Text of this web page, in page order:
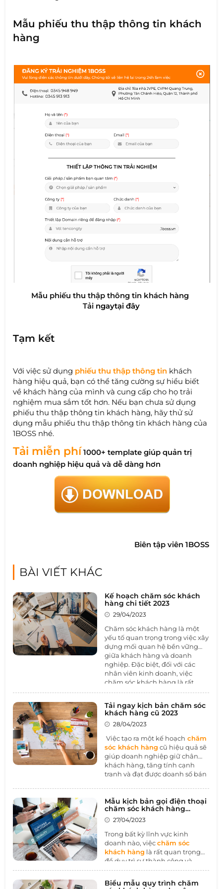
Mẫu phiếu thu thập thông tin khách
hàng
Mẫu phiếu thu thập thông tin khách hàng​​ ​
Tải ngaytại đây
Tạm kết
Với việc sử dụng phiếu thu thập thông tin khách
hàng hiệu quả, bạn có thể tăng cường sự hiểu biết
về khách hàng của mình và cung cấp cho họ trải
nghiệm mua sắm tốt hơn. Nếu bạn chưa sử dụng
phiếu thu thập thông tin khách hàng, hãy thử sử
dụng mẫu phiếu thu thập thông tin khách hàng của
1BOSS nhé.
Tải miễn phí 1000+ template giúp quản trị
doanh nghiệp hiệu quả và dễ dàng hơn
Biên tập viên 1BOSS
BÀI VIẾT KHÁC
Kế hoạch chăm sóc khách
hàng chi tiết 2023
29/04/2023
Chăm sóc khách hàng là một
yếu tố quan trọng trong việc xây
dựng mối quan hệ bền vững
giữa khách hàng và doanh
nghiệp. Đặc biệt, đối với các
nhân viên kinh doanh, việc
chăm sóc khách hàng là rất
quan trọng để duy trì và phát
doanh nghiệp, từ đó tăng
doanh số bán hàng. Vì vậy, việc
có một kế hoạch chăm sóc
khách hàng chi tiết là vô cùng
cần thiết. Trong bài viết này,
1BOSS sẽ cung cấp cho các
nhân viên kinh doanh mộtkế
hoạch chăm sóc khách hàng
chi tiết nhất để giúp họ đạt
được kết quả kinh doanh tốt
nhất có thể.
Tải ngay kịch bản chăm sóc
khách hàng cũ 2023
28/04/2023
Việc tạo ra một kế hoạch chăm
sóc khách hàng cũ hiệu quả sẽ
giúp doanh nghiệp giữ chân
khách hàng, tăng tính cạnh
tranh và đạt được doanh số bán
dựng kịch bản chăm sóc khách
hàng cũ 2023 để giúp doanh
nghiệp thực hiện các hoạt động
chăm sóc khách hàng cũ một
quả hơn.
Mẫu kịch bản gọi điện thoại
chăm sóc khách hàng
chuyên nghiệp
27/04/2023
Trong bất kỳ lĩnh vực kinh
doanh nào, việcchăm sóc
khách hàng là rất quan trọng
để duy trì sự thành công và
tăng trưởng. Và một trong
những cách hiệu quả để chăm
sóc khách hàng chính là gọi
Biểu mẫu quy trình chăm